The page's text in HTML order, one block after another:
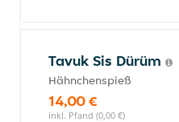
Tavuk Sis Dürüm
Hähnchenspieß
14,00 €
inkl. Pfand (0,00 €)